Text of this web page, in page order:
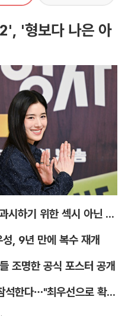
'형보다 나은 아
[TF인터뷰] 키스오브라이프 "과시하기 위한 섹시 아닌 당당함"
, 9년 만에 복수 재개
조명한 공식 포스터 공개
로제, 블랙핑크 10주년 행사 참석한다…"최우선으로 확정"